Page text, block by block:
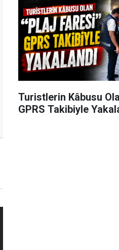
Turistlerin Kâbusu
GPRS Takibiyle